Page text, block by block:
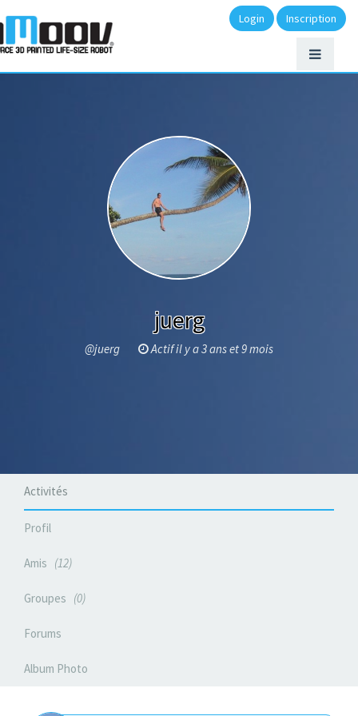
Login Inscription
juerg
@juerg Actif il y a 3 ans et 9 mois
Activités
Profil
Amis 12
Groupes 0
Forums
Album Photo